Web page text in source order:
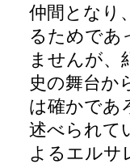
仲間となり
るためであ
ませんが、
史の舞台か
は確かであ
述べられて
よるエルサ